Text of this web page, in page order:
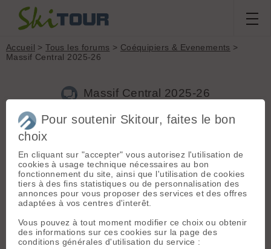
Accueil >Tous les forums > Coéquipiers & Evenements >
Massif Central 2025-26
Massif Central 2025-26
Nouveau sujet
mkl63 [
post] - Le 30/11/2025 15:10
Les conditions à Super-Besse le 30 nov en photos.
Prises en haut du télécabine :
Pour soutenir Skitour, faites le bon
choix
En cliquant sur "accepter" vous autorisez l'utilisation de
cookies à usage technique nécessaires au bon
fonctionnement du site, ainsi que l'utilisation de cookies
tiers à des fins statistiques ou de personnalisation des
annonces pour vous proposer des services et des offres
adaptées à vos centres d'interêt.
Vous pouvez à tout moment modifier ce choix ou obtenir
des informations sur ces cookies sur la page des
conditions générales d'utilisation du service :